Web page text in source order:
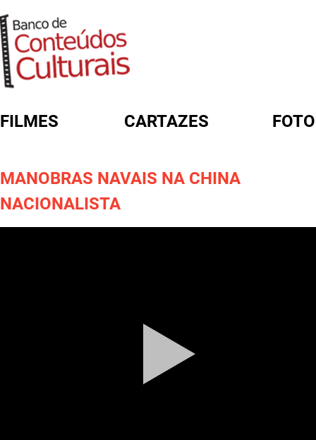
FILMES CARTAZES
MANOBRAS NAVAIS NA CHINA
NACIONALISTA